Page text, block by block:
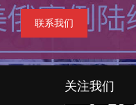
联系我们
关注我们